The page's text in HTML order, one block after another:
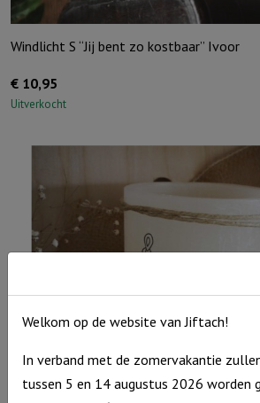
Windlicht S “Jij bent zo kostbaar” Ivoor
€ 10,95
Uitverkocht
Welkom op de website van Jiftach!
In verband met de zomervakantie
tussen 5 en 14 augustus 2026 worden